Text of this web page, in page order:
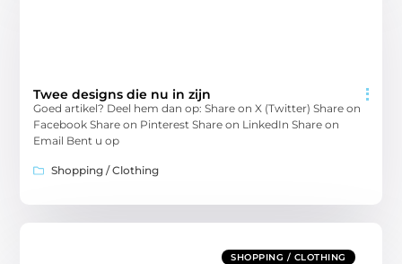
Twee designs die nu in zijn
Goed artikel? Deel hem dan op: Share on X (Twitter) Share on
Facebook Share on Pinterest Share on LinkedIn Share on
Email Bent u op
Shopping / Clothing
SHOPPING / CLOTHING